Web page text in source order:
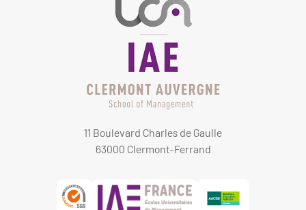
11 Boulevard Charles de Gaulle
63000 Clermont-Ferrand